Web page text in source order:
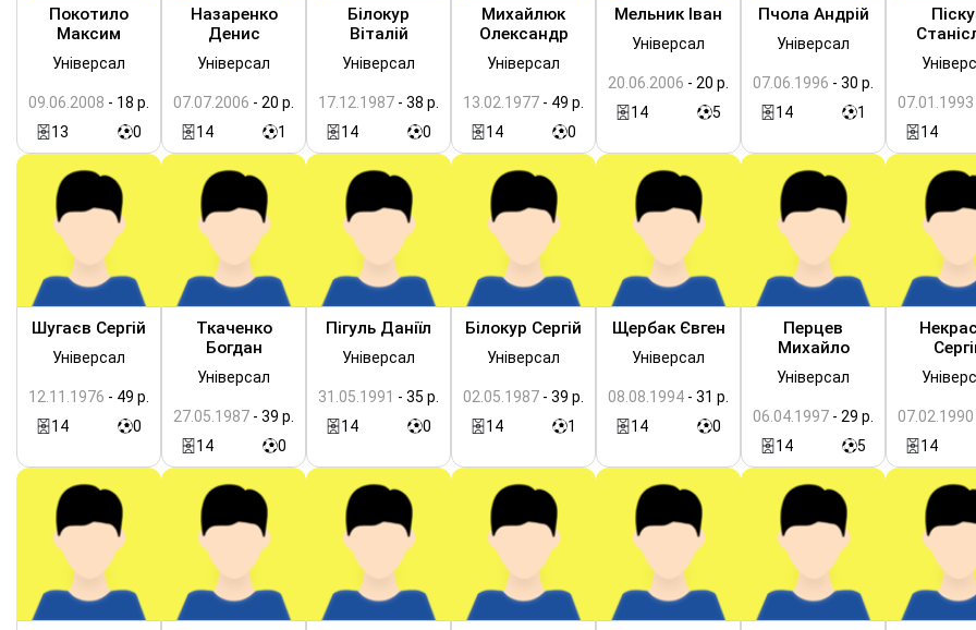
Покотило
Максим
Універсал
09.06.2008 - 18 р.
13
0
Назаренко
Денис
Універсал
07.07.2006 - 20 р.
14
1
Білокур
Віталій
Універсал
17.12.1987 - 38 р.
14
0
Михайлюк
Олександр
Універсал
13.02.1977 - 49 р.
14
0
Мельник Іван
Універсал
20.06.2006 - 20 р.
14
5
Пчола Андрій
Універсал
07.06.1996 - 30 р.
14
1
07.01.1993
14
Шугаєв Сергій
Універсал
12.11.1976 - 49 р.
14
0
Ткаченко
Богдан
Універсал
27.05.1987 - 39 р.
14
0
Пігуль Даніїл
Універсал
31.05.1991 - 35 р.
14
0
Білокур Сергій
Універсал
02.05.1987 - 39 р.
14
1
Щербак Євген
Універсал
08.08.1994 - 31 р.
14
0
Перцев
Михайло
Універсал
06.04.1997 - 29 р.
14
5
07.02.1990
14